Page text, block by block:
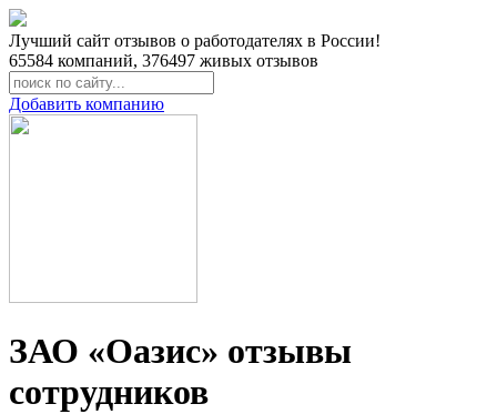
Лучший сайт отзывов о работодателях в России!
65584 компаний, 376497 живых отзывов
Добавить компанию
ЗАО «Оазис» отзывы
сотрудников